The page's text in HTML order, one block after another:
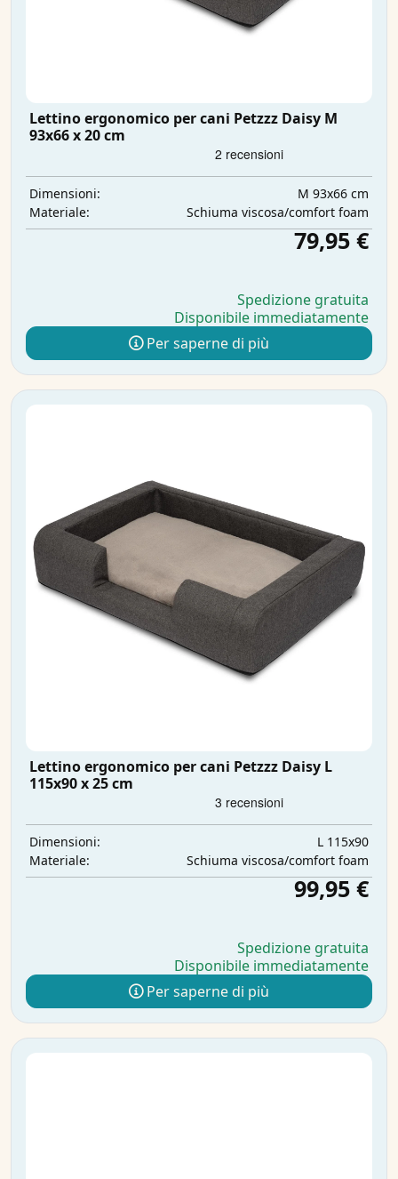
Lettino ergonomico per cani Petzzz Daisy M
93x66 x 20 cm
Dimensioni:
M 93x66 cm
Materiale:
Schiuma viscosa/comfort foam
79,95 €
Spedizione gratuita
Disponibile immediatamente
Per saperne di più
Lettino ergonomico per cani Petzzz Daisy L
115x90 x 25 cm
Dimensioni:
L 115x90
Materiale:
Schiuma viscosa/comfort foam
99,95 €
Spedizione gratuita
Disponibile immediatamente
Per saperne di più